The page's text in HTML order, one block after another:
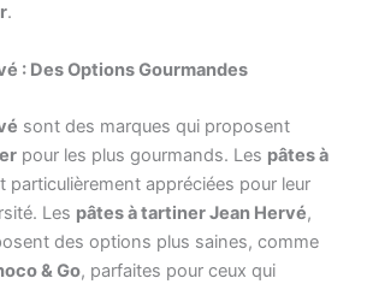
.
: Des Options Gourmandes
sont des marques qui proposent
pour les plus gourmands. Les pâtes à
particulièrement appréciées pour leur
Les pâtes à tartiner Jean Hervé,
des options plus saines, comme
& Go, parfaites pour ceux qui